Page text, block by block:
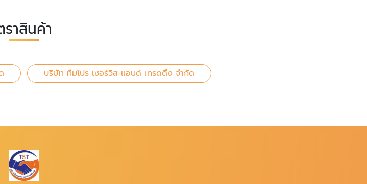
ราสินค้า
บริษัท ทีมโปร เซอร์วิส แอนด์ เทรดดิ้ง จำกัด